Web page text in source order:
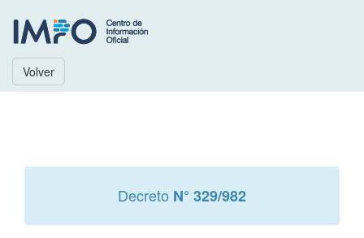
Volver
Decreto N° 329/982